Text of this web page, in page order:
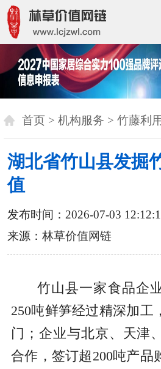
首页 > 机构服务 > 竹藤利用
湖北省竹山县发掘
值
发布时间：2026-07-03
来源： 林草价值网链
竹山县一家食品企
250吨鲜笋经过精深加工
门；企业与北京、天津
合作，签订超200吨产品